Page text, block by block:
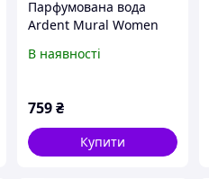
Парфумована вода
Ardent Mural Women
В наявності
759₴
Купити